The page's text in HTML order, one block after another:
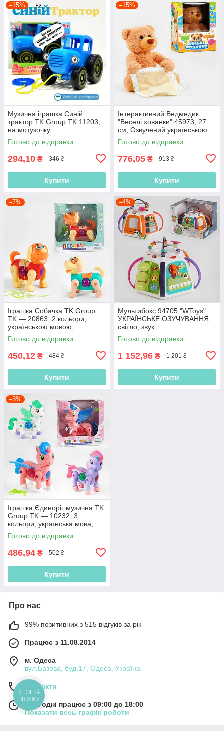
–15%
Музична іграшка Синій
трактор TK Group TK 11203,
на мотузочку
Готово до відправки
294,10 ₴ 346 ₴
Купити
–15%
Інтерактивний Ведмедик
"Веселі хованки" 45973, 27
см, Озвучений українською
мовою, говорить, грає в
хованки
Готово до відправки
776,05 ₴ 913 ₴
Купити
–7%
Іграшка Собачка TK Group
TK — 20863, 2 кольори,
українською мовою,
батарейками, звуком,
проєкція
Готово до відправки
450,12 ₴ 484 ₴
Купити
–4%
Мультибокс 94705 "WToys"
УКРАЇНСЬКЕ ОЗУЧУВАННЯ,
світло, звук
Готово до відправки
1 152,96 ₴ 1 201 ₴
Купити
–3%
Іграшка Єдиноріг музична TK
Group TK — 10232, 3
кольори, українська мова,
звук, підсвітка
Готово до відправки
486,94 ₴ 502 ₴
Купити
Про нас
99% позитивних з 515 відгуків за рік
Працює з 11.08.2014
м. Одеса
вул.Базова, буд.17, Одеса, Україна
Контакти
Сьогодні працює з 09:00 до 18:00
Показати весь графік роботи
КНОПКА
ЗВ'ЯЗКУ